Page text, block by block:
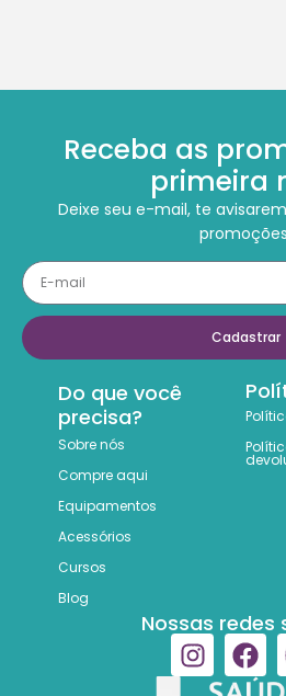
Receba as
primeira
Deixe seu e-mail, te
Cadastrar
Do que você
precisa?
Sobre nós
Compre aqui
Equipamentos
Acessórios
Cursos
Blog
Nossas redes